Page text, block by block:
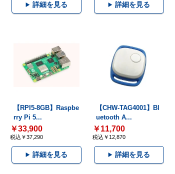
詳細を見る 詳細を見る
【RPI5-8GB】Raspbe
rry Pi 5...
￥33,900
税込￥37,290
詳細を見る
【CHW-TAG4001】Bl
uetooth A...
￥11,700
税込￥12,870
詳細を見る